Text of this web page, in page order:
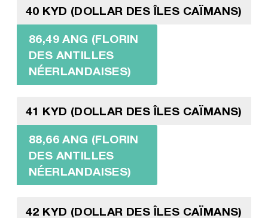
40 KYD (DOLLAR DES ÎLES CAÏMANS)
86,49 ANG (FLORIN
DES ANTILLES
NÉERLANDAISES)
41 KYD (DOLLAR DES ÎLES CAÏMANS)
88,66 ANG (FLORIN
DES ANTILLES
NÉERLANDAISES)
42 KYD (DOLLAR DES ÎLES CAÏMANS)